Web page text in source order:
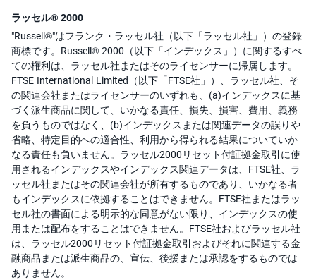
ラッセル® 2000
"Russell®"はフランク・ラッセル社（以下「ラッセル社」）の登録
商標です。Russell® 2000（以下「インデックス」）に関するすべ
ての権利は、ラッセル社またはそのライセンサーに帰属します。
FTSE International Limited（以下「FTSE社」）、ラッセル社、そ
の関連会社またはライセンサーのいずれも、(a)インデックスに基
づく派生商品に関して、いかなる責任、損失、損害、費用、義務
を負うものではなく、(b)インデックスまたは関連データの誤りや
省略、特定目的への適合性、利用から得られる結果についていか
なる責任も負いません。ラッセル2000リセット付証拠金取引に使
用されるインデックスやインデックス関連データは、FTSE社、ラ
ッセル社またはその関連会社が所有するものであり、いかなる者
もインデックスに依拠することはできません。FTSE社またはラッ
セル社の書面による明示的な同意がない限り、インデックスの使
用または配布をすることはできません。FTSE社およびラッセル社
は、ラッセル2000リセット付証拠金取引およびそれに関連する金
融商品または派生商品の、宣伝、後援または承認をするものでは
ありません。